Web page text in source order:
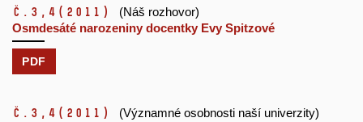
č.3,4 (2011)
(Náš rozhovor)
Osmdesáté narozeniny docentky Evy Spitzové
PDF
č.3,4 (2011)
(Významné osobnosti naší univerzity)